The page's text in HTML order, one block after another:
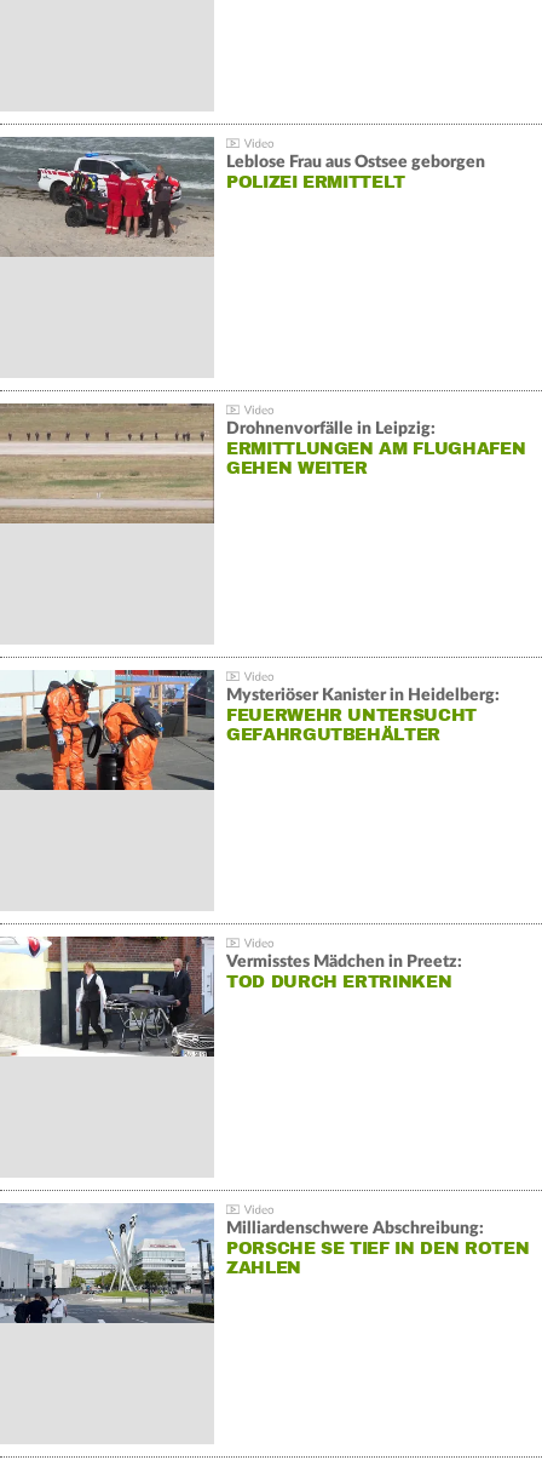
Leblose Frau aus Ostsee geborgen
POLIZEI ERMITTELT
Drohnenvorfälle in Leipzig:
ERMITTLUNGEN AM FLUGHAFEN
GEHEN WEITER
Mysteriöser Kanister in Heidelberg:
FEUERWEHR UNTERSUCHT
GEFAHRGUTBEHÄLTER
Vermisstes Mädchen in Preetz:
TOD DURCH ERTRINKEN
Milliardenschwere Abschreibung:
PORSCHE SE TIEF IN DEN ROTEN
ZAHLEN